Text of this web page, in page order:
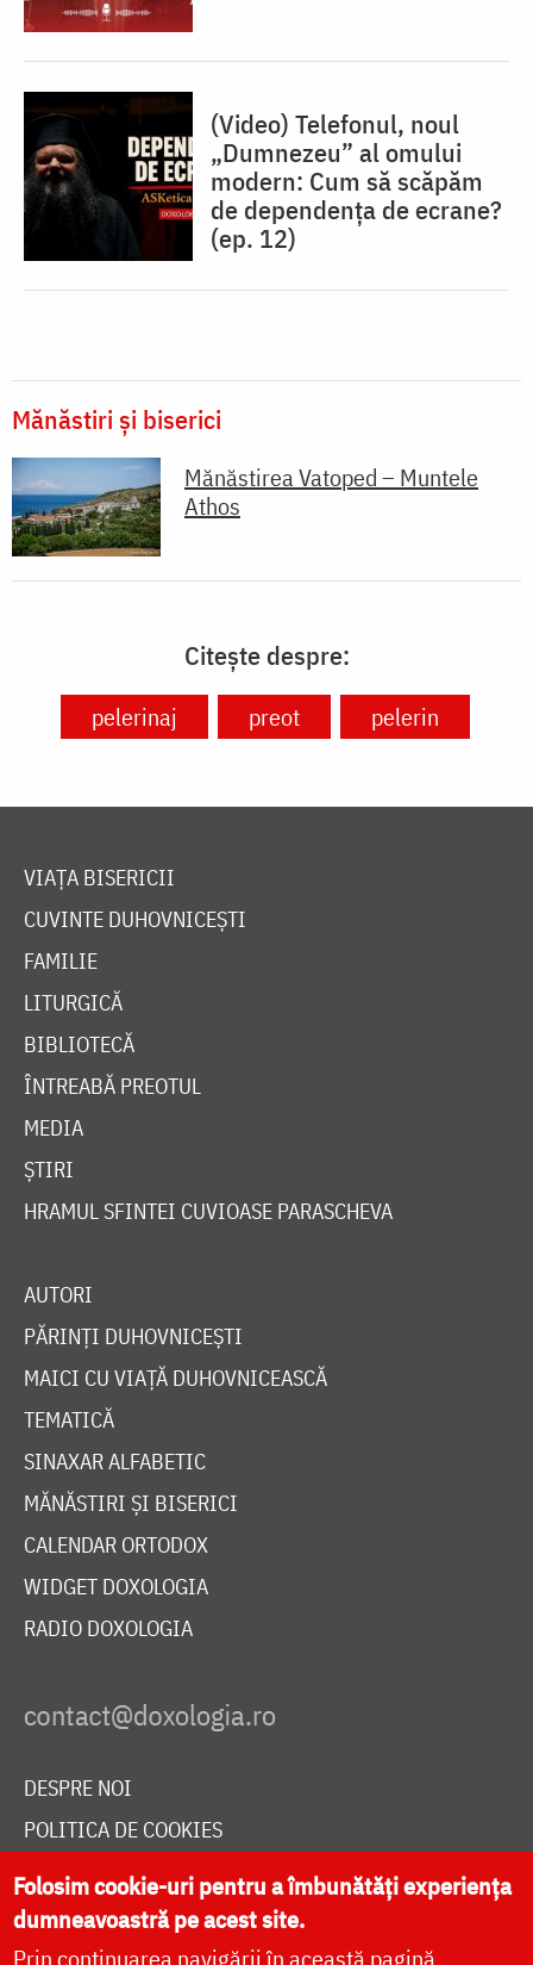
(Video) Telefonul, noul
„Dumnezeu” al omului
modern: Cum să scăpăm
de dependența de ecrane?
(ep. 12)
Mănăstiri și biserici
Mănăstirea Vatoped – Muntele
Athos
Citește despre:
pelerinaj preot pelerin
VIAȚA BISERICII
CUVINTE DUHOVNICEȘTI
FAMILIE
LITURGICĂ
BIBLIOTECĂ
ÎNTREABĂ PREOTUL
MEDIA
ȘTIRI
HRAMUL SFINTEI CUVIOASE PARASCHEVA
AUTORI
PĂRINȚI DUHOVNICEȘTI
MAICI CU VIAȚĂ DUHOVNICEASCĂ
TEMATICĂ
SINAXAR ALFABETIC
MĂNĂSTIRI ȘI BISERICI
CALENDAR ORTODOX
WIDGET DOXOLOGIA
RADIO DOXOLOGIA
DESPRE NOI
POLITICA DE COOKIES
DONEAZĂ ONLINE PENTRU CATEDRALA NAȚIONALĂ
Folosim cookie-uri pentru a îmbunătăți experiența
dumneavoastră pe acest site.
Prin continuarea navigării în această pagină